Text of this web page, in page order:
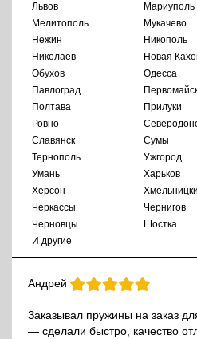
Львов
Мариуполь
Мелитополь
Мукачево
Нежин
Никополь
Николаев
Новая
Обухов
Одесса
Павлоград
Полтава
Прилуки
Ровно
Славянск
Сумы
Тернополь
Ужгород
Умань
Харьков
Херсон
Черкассы
Чернигов
Черновцы
Шостка
И другие
Андрей
Заказывал пружины на заказ
— сделали быстро, качество